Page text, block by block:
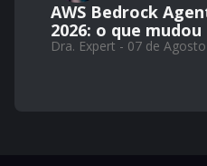
AWS Bedrock
2026: o que mudou
Dra. Expert - 07 de Agosto